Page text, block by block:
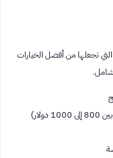
تجعلها من أفضل الخيارات
شامل.